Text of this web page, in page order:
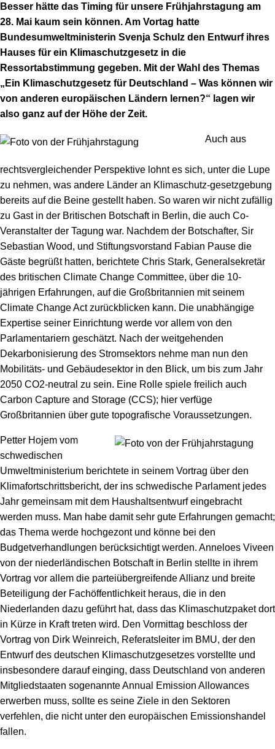
Besser hätte das Timing für unsere Frühjahrstagung am
28. Mai kaum sein können. Am Vortag hatte
Bundesumweltministerin Svenja Schulz den Entwurf ihres
Hauses für ein Klimaschutzgesetz in die
Ressortabstimmung gegeben. Mit der Wahl des Themas
„Ein Klimaschutzgesetz für Deutschland – Was können wir
von anderen europäischen Ländern lernen?“ lagen wir
also ganz auf der Höhe der Zeit.
Auch aus
rechtsvergleichender Perspektive lohnt es sich, unter die Lupe
zu nehmen, was andere Länder an Klimaschutz-gesetzgebung
bereits auf die Beine gestellt haben. So waren wir nicht zufällig
zu Gast in der Britischen Botschaft in Berlin, die auch Co-
Veranstalter der Tagung war. Nachdem der Botschafter, Sir
Sebastian Wood, und Stiftungsvorstand Fabian Pause die
Gäste begrüßt hatten, berichtete Chris Stark, Generalsekretär
des britischen Climate Change Committee, über die 10-
jährigen Erfahrungen, auf die Großbritannien mit seinem
Climate Change Act zurückblicken kann. Die unabhängige
Expertise seiner Einrichtung werde vor allem von den
Parlamentariern geschätzt. Nach der weitgehenden
Dekarbonisierung des Stromsektors nehme man nun den
Mobilitäts- und Gebäudesektor in den Blick, um bis zum Jahr
2050 CO2-neutral zu sein. Eine Rolle spiele freilich auch
Carbon Capture and Storage (CCS); hier verfüge
Großbritannien über gute topografische Voraussetzungen.
Petter Hojem vom
schwedischen
Umweltministerium berichtete in seinem Vortrag über den
Klimafortschrittsbericht, der ins schwedische Parlament jedes
Jahr gemeinsam mit dem Haushaltsentwurf eingebracht
werden muss. Man habe damit sehr gute Erfahrungen gemacht;
das Thema werde hochgezont und könne bei den
Budgetverhandlungen berücksichtigt werden. Anneloes Viveen
von der niederländischen Botschaft in Berlin stellte in ihrem
Vortrag vor allem die parteiübergreifende Allianz und breite
Beteiligung der Fachöffentlichkeit heraus, die in den
Niederlanden dazu geführt hat, dass das Klimaschutzpaket dort
in Kürze in Kraft treten wird. Den Vormittag beschloss der
Vortrag von Dirk Weinreich, Referatsleiter im BMU, der den
Entwurf des deutschen Klimaschutzgesetzes vorstellte und
insbesondere darauf einging, dass Deutschland von anderen
Mitgliedstaaten sogenannte Annual Emission Allowances
erwerben muss, sollte es seine Ziele in den Sektoren
verfehlen, die nicht unter den europäischen Emissionshandel
fallen.